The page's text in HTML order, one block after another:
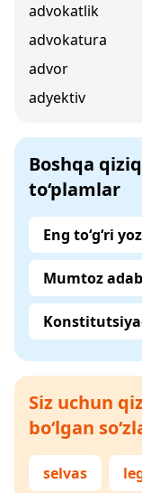
advokatlik
advokatura
advor
adyektiv
Boshqa
to‘plamlar
Eng to‘g‘ri
Mumtoz
Siz uchun
bo‘lgan
selvas